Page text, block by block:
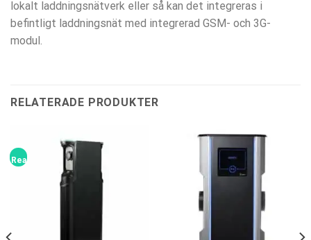
lokalt laddningsnätverk eller så kan det integreras i
befintligt laddningsnät med integrerad GSM- och 3G-
modul.
RELATERADE PRODUKTER
Rea!